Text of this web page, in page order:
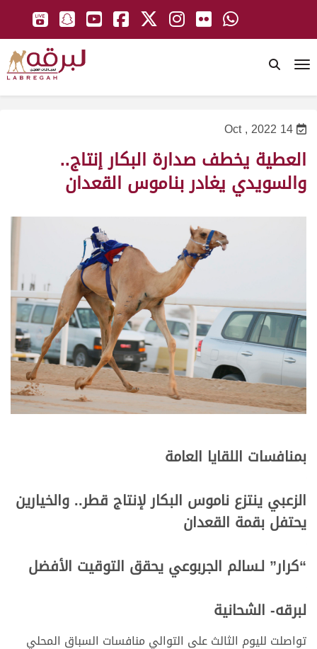
14 Oct , 2022
العطية يخطف صدارة البكار إنتاج..
والسويدي يغادر بناموس القعدان
بمنافسات اللقايا العامة
الزعبي ينتزع ناموس البكار لإنتاج قطر.. والخيارين
يحتفل بقمة القعدان
“كرار” لـسالم الجربوعي يحقق التوقيت الأفضل
لبرقه- الشحانية
تواصلت لليوم الثالث على التوالي منافسات السباق المحلي